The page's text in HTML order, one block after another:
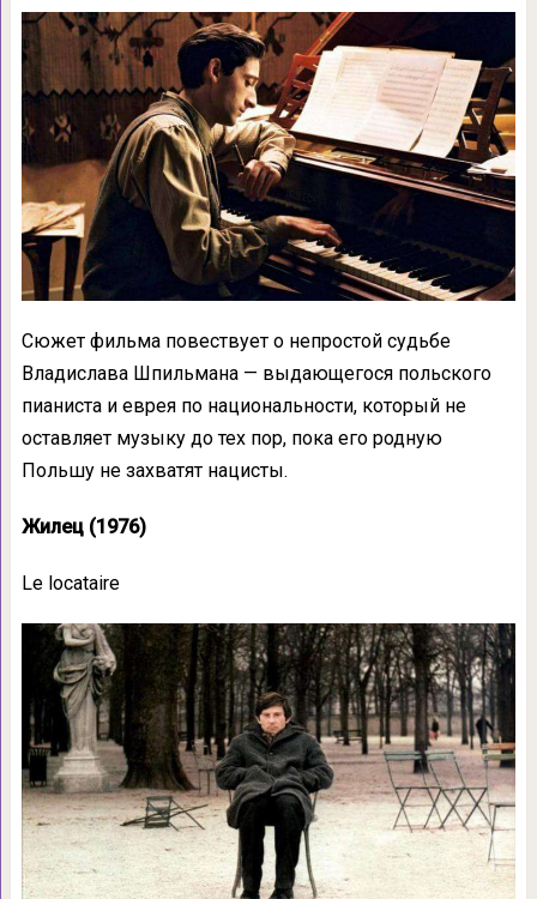
Сюжет фильма повествует о непростой судьбе
Владислава Шпильмана — выдающегося польского
пианиста и еврея по национальности, который не
оставляет музыку до тех пор, пока его родную
Польшу не захватят нацисты.
Жилец (1976)
Le locataire